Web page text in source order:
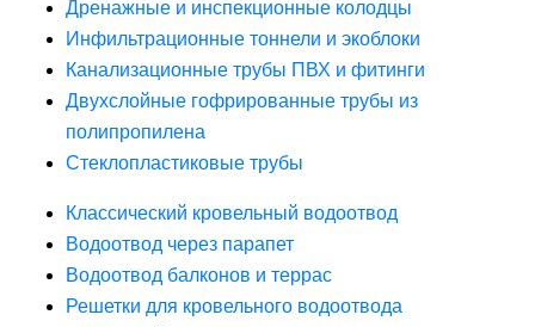
Дренажные и инспекционные колодцы
Инфильтрационные тоннели и экоблоки
Канализационные трубы ПВХ и фитинги
Двухслойные гофрированные трубы из
полипропилена
Стеклопластиковые трубы
Классический кровельный водоотвод
Водоотвод через парапет
Водоотвод балконов и террас
Решетки для кровельного водоотвода